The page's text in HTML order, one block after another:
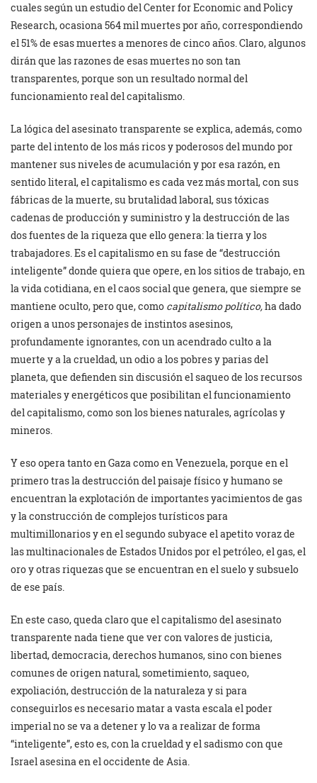
cuales según un estudio del Center for Economic and Policy
Research, ocasiona 564 mil muertes por año, correspondiendo
el 51% de esas muertes a menores de cinco años. Claro, algunos
dirán que las razones de esas muertes no son tan
transparentes, porque son un resultado normal del
funcionamiento real del capitalismo.
La lógica del asesinato transparente se explica, además, como
parte del intento de los más ricos y poderosos del mundo por
mantener sus niveles de acumulación y por esa razón, en
sentido literal, el capitalismo es cada vez más mortal, con sus
fábricas de la muerte, su brutalidad laboral, sus tóxicas
cadenas de producción y suministro y la destrucción de las
dos fuentes de la riqueza que ello genera: la tierra y los
trabajadores. Es el capitalismo en su fase de “destrucción
inteligente” donde quiera que opere, en los sitios de trabajo, en
la vida cotidiana, en el caos social que genera, que siempre se
mantiene oculto, pero que, como capitalismo político,ha dado
origen a unos personajes de instintos asesinos,
profundamente ignorantes, con un acendrado culto a la
muerte y a la crueldad, un odio a los pobres y parias del
planeta, que defienden sin discusión el saqueo de los recursos
materiales y energéticos que posibilitan el funcionamiento
del capitalismo, como son los bienes naturales, agrícolas y
mineros.
Y eso opera tanto en Gaza como en Venezuela, porque en el
primero tras la destrucción del paisaje físico y humano se
encuentran la explotación de importantes yacimientos de gas
y la construcción de complejos turísticos para
multimillonarios y en el segundo subyace el apetito voraz de
las multinacionales de Estados Unidos por el petróleo, el gas, el
oro y otras riquezas que se encuentran en el suelo y subsuelo
de ese país.
En este caso, queda claro que el capitalismo del asesinato
transparente nada tiene que ver con valores de justicia,
libertad, democracia, derechos humanos, sino con bienes
comunes de origen natural, sometimiento, saqueo,
expoliación, destrucción de la naturaleza y si para
conseguirlos es necesario matar a vasta escala el poder
imperial no se va a detener y lo va a realizar de forma
“inteligente”, esto es, con la crueldad y el sadismo con que
Israel asesina en el occidente de Asia.